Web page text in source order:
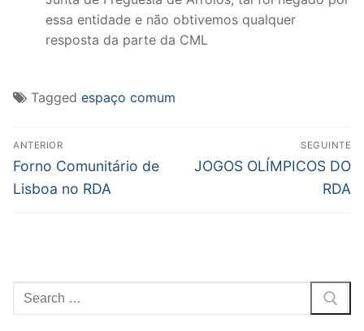
essa entidade e não obtivemos qualquer
resposta da parte da CML
Tagged espaço comum
Post
navigation
ANTERIOR
Previous
post:
Forno Comunitário de
Lisboa no RDA
SEGUINTE
Next
JOGOS OLÍMPICOS DO
RDA
Pesquisar
por: